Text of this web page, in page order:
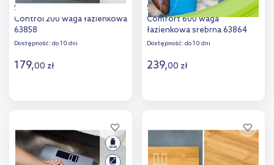
Soehnle Shape Sense
Control 200 waga łazienkowa
63858
Dostępność: do 10 dni
179,00 zł
porównania
Soehnle Style Sense
Comfort 600 waga
łazienkowa srebrna 63864
Dostępność: do 10 dni
239,00 zł
porównania